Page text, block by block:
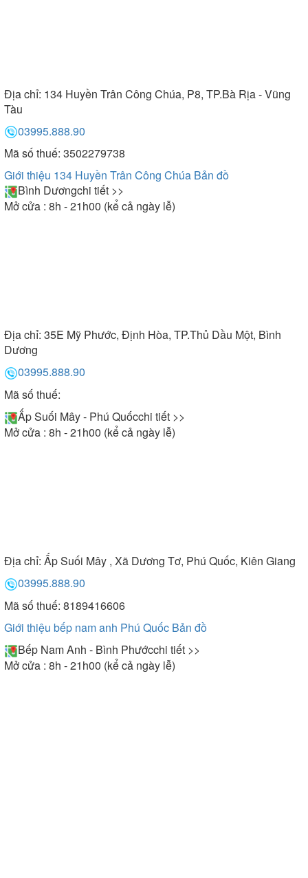
Địa chỉ: 134 Huyền Trân Công Chúa, P8, TP.Bà Rịa - Vũng
Tàu
03995.888.90
Mã số thuế: 3502279738
Giới thiệu 134 Huyền Trân Công Chúa Bản đồ
Bình Dươngchi tiết >>
Mở cửa : 8h - 21h00 (kể cả ngày lễ)
Địa chỉ: 35E Mỹ Phước, Định Hòa, TP.Thủ Dầu Một, Bình
Dương
03995.888.90
Mã số thuế:
Ấp Suối Mây - Phú Quốcchi tiết >>
Mở cửa : 8h - 21h00 (kể cả ngày lễ)
Địa chỉ: Ấp Suối Mây , Xã Dương Tơ, Phú Quốc, Kiên Giang
03995.888.90
Mã số thuế: 8189416606
Giới thiệu bếp nam anh Phú Quốc Bản đồ
Bếp Nam Anh - Bình Phướcchi tiết >>
Mở cửa : 8h - 21h00 (kể cả ngày lễ)